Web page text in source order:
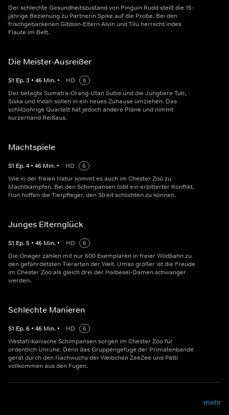
Der schlechte Gesundheitszustand von Pinguin Rudd stellt die 15-
jährige Beziehung zu Partnerin Spike auf die Probe. Bei den
frischgebackenen Gibbon-Eltern Alvin und Tilu herrscht indes
Flaute im Bett.
Die Meister-Ausreißer
S1 Ep.3 • 46 Min. • HD
6
Der betagte Sumatra-Orang-Utan Subis und die Jungtiere Tuti,
Siska und Indah sollen in ein neues Zuhause umziehen. Das
schlitzohrige Quartett hat jedoch andere Pläne und nimmt
kurzerhand Reißaus.
Machtspiele
S1 Ep.4 • 46 Min. • HD
6
Wie in der freien Natur kommt es auch im Chester Zoo zu
Machtkämpfen. Bei den Schimpansen tobt ein erbitterter Konflikt.
Nun hoffen die Tierpfleger, den Streit schlichten zu können.
Junges Elternglück
S1 Ep.5 • 46 Min. • HD
6
Die Onager zählen mit nur 600 Exemplaren in freier Wildbahn zu
den gefährdetsten Tierarten der Welt. Umso größer ist die Freude
im Chester Zoo als gleich drei der Halbesel-Damen schwanger
werden.
Schlechte Manieren
S1 Ep.6 • 46 Min. • HD
6
Westafrikanische Schimpansen sorgen im Chester Zoo für
ordentlich Unruhe. Denn das Gruppengefüge der Primatenbande
gerät durch den Nachwuchs der Weibchen ZeeZee und Patti
vollkommen aus den Fugen.
mehr